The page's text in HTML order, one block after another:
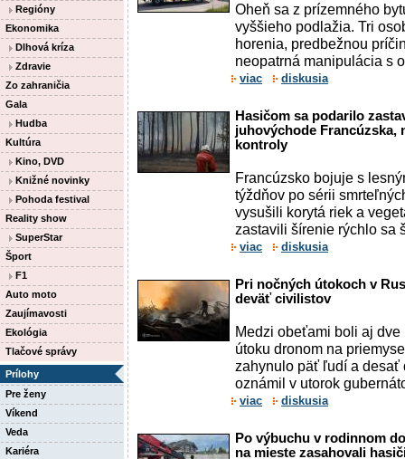
Regióny
Ekonomika
Dlhová kríza
Zdravie
Zo zahraničia
Gala
Hudba
Kultúra
Kino, DVD
Knižné novinky
Pohoda festival
Reality show
SuperStar
Šport
F1
Auto moto
Zaujímavosti
Ekológia
Tlačové správy
Prílohy
Pre ženy
Víkend
Veda
Kariéra
Oheň sa z prízemného
vyššieho podlažia. Tri
horenia, predbežnou
neopatrná manipulácia s
viac diskusia
Hasičom sa podarilo
juhovýchode Francúzska,
kontroly
Francúzsko bojuje s
týždňov po sérii
vysušili korytá riek a
zastavili šírenie rýchlo sa
viac diskusia
Pri nočných útokoch v
deväť civilistov
Medzi obeťami boli aj
útoku dronom na
zahynulo päť ľudí a desať
oznámil v utorok
viac diskusia
Po výbuchu v rodinnom
na mieste zasahovali